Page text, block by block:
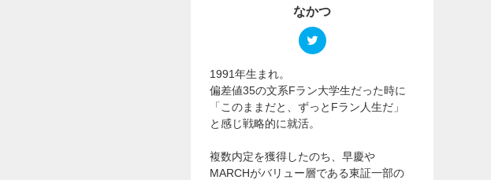
なかつ
1991年生まれ。
偏差値35の文系Fラン大学生だった時に
「このままだと、ずっとFラン人生だ」
と感じ戦略的に就活。
複数内定を獲得したのち、早慶や
MARCHがバリュー層である東証一部の